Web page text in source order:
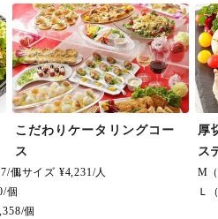
個
個
個
こだわりケータリングコー
ス
Lサイズ ¥4,231/人
厚
ス
M
Ｌ